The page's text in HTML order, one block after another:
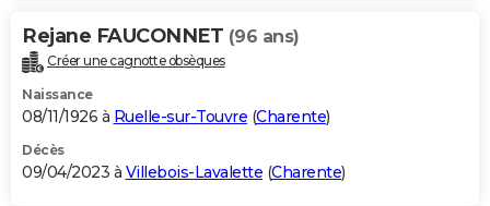
Rejane FAUCONNET (96 ans)
Créer une cagnotte obsèques
Naissance
08/11/1926 à Ruelle-sur-Touvre (Charente)
Décès
09/04/2023 à Villebois-Lavalette (Charente)